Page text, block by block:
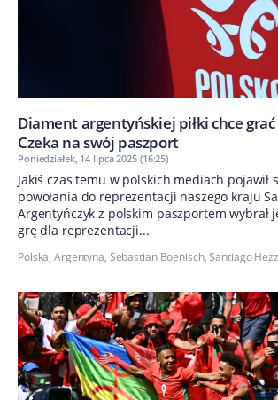
Diament argentyńskiej piłki chce
Czeka na swój paszport
Poniedziałek, 14 lipca 2025 (16:25)
Jakiś czas temu w polskich mediach pojawił
powołania do reprezentacji naszego kraju
Argentyńczyk z polskim paszportem wybrał
grę dla reprezentacji...
Polska,Argentyna, Sebastian Boenisch,Santiago